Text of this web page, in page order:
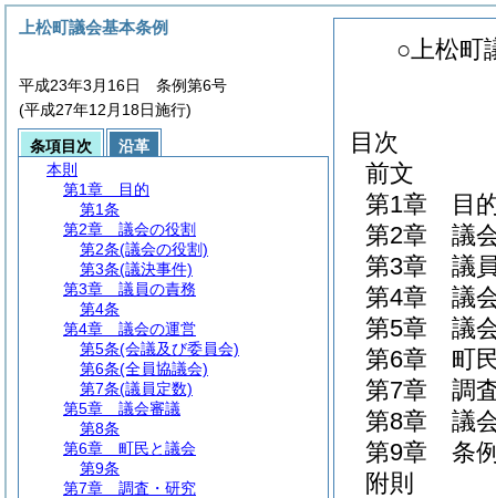
○上松町
目次
前文
第1章
目
第2章
議
第3章
議
第4章
議
第5章
議
第6章
町
第7章
調
第8章
議
第9章
条
附則
上松町議会基本条例
平成23年3月16日 条例第6号
(平成27年12月18日施行)
条項目次
沿革
本則
第1章
目的
第1条
第2章
議会の役割
第2条(議会の役割)
第3条(議決事件)
第3章
議員の責務
第4条
第4章
議会の運営
第5条(会議及び委員会)
第6条(全員協議会)
第7条(議員定数)
第5章
議会審議
第8条
第6章
町民と議会
第9条
第7章
調査・研究